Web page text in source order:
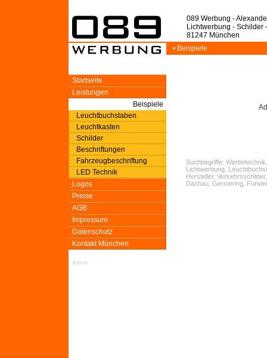
• Beispiele
Startseite
Leistungen
Beispiele
Leuchtbuchstaben
Leuchtkasten
Schilder
Beschriftungen
Fahrzeugbeschriftung
LED Technik
Logos
Preise
AGB
Impressum
Datenschutz
Kontakt München
Admin
089 Werbung -
Lichtwerbung - Schilder
81247 München
Suchbegriffe:
Lichtwerbung,
Hersteller,
Dachau, Germering,